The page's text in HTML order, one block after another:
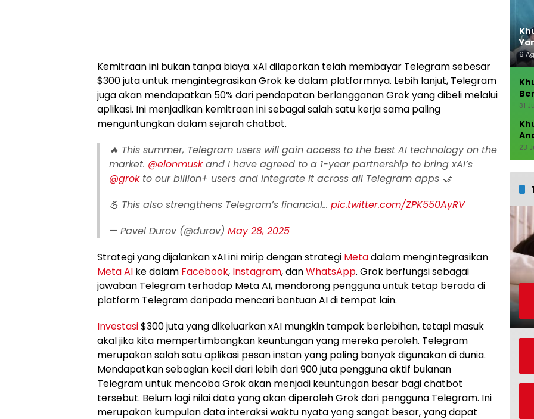
Kemitraan ini bukan tanpa biaya. xAI dilaporkan telah membayar Telegram sebesar
$300 juta untuk mengintegrasikan Grok ke dalam platformnya. Lebih lanjut, Telegram
juga akan mendapatkan 50% dari pendapatan berlangganan Grok yang dibeli melalui
aplikasi. Ini menjadikan kemitraan ini sebagai salah satu kerja sama paling
menguntungkan dalam sejarah chatbot.
🔥 This summer, Telegram users will gain access to the best AI technology on the
market. @elonmuskand I have agreed to a 1-year partnership to bring xAI’s
@grokto our billion+ users and integrate it across all Telegram apps 🤝
💪 This also strengthens Telegram’s financial… pic.twitter.com/ZPK550AyRV
— Pavel Durov (@durov) May 28, 2025
Strategi yang dijalankan xAI ini mirip dengan strategi Metadalam mengintegrasikan
Meta AI ke dalam Facebook, Instagram, danWhatsApp. Grok berfungsi sebagai
jawaban Telegram terhadap Meta AI, mendorong pengguna untuk tetap berada di
platform Telegram daripada mencari bantuan AI di tempat lain.
Investasi$300 juta yang dikeluarkan xAI mungkin tampak berlebihan, tetapi masuk
akal jika kita mempertimbangkan keuntungan yang mereka peroleh. Telegram
merupakan salah satu aplikasi pesan instan yang paling banyak digunakan di dunia.
Mendapatkan sebagian kecil dari lebih dari 900 juta pengguna aktif bulanan
Telegram untuk mencoba Grok akan menjadi keuntungan besar bagi chatbot
tersebut. Belum lagi nilai data yang akan diperoleh Grok dari pengguna Telegram. Ini
merupakan kumpulan data interaksi waktu nyata yang sangat besar, yang dapat
6
31
23